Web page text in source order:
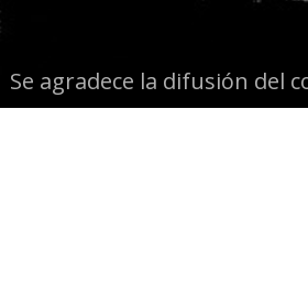
Se agradece la difusión del
la fuente